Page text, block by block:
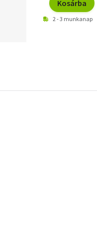
Kosárba
2 - 3 munkanap